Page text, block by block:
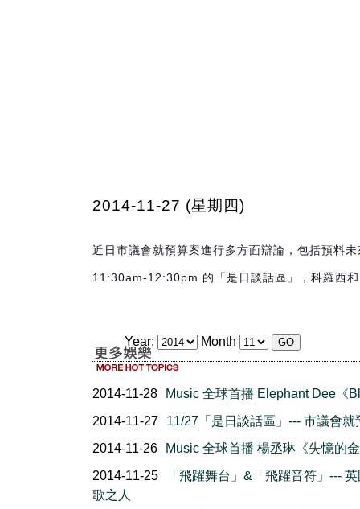
2014-11-27 (星期四)
近日市議會就預算案進行多方面辯論，包括預料
11:30am-12:30pm 的「是日談話區」，科羅西
Year: Month
2014-11-28
Music 全球首播 Elephant Dee《
2014-11-27
11/27「是日談話區」--- 市議會就
2014-11-26
Music 全球首播 楊丞琳《失憶的
2014-11-25
「飛躍舞台」&「飛躍音符」---
歌之人